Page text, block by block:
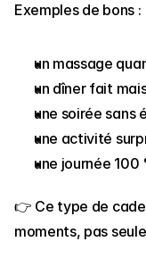
Exemples de bons :
un massage
un dîner fait
une soirée sans
une activité
une journée 100
👉 Ce type de
moments, pas